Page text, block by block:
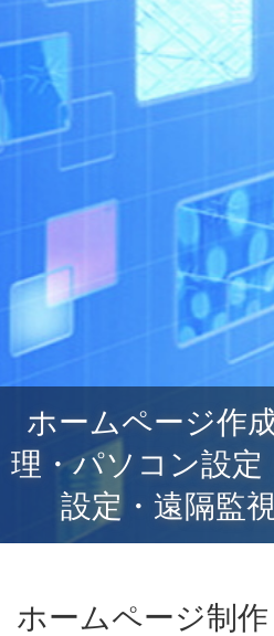
ホームページ作
理・パソコン設定
設定・遠隔監
ホームページ制